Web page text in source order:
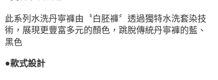
此系列水洗丹寧褲由〝白胚褲〞透過獨特水洗套染技
術，展現更豐富多元的顏色，跳脫傳統丹寧褲的藍、
黑色
●款式設計